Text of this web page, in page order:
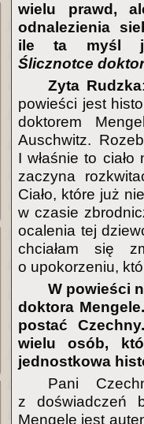
wielu prawd,
odnalezienia
ile ta myśl
Ślicznotce
Zyta Rudzka
powieści jest
doktorem
Auschwitz.
I właśnie to
zaczyna
Ciało, które już
w czasie
ocalenia tej
chciałam się
o upokorzeniu,
W powieści
doktora
postać
wielu osób,
jednostkowa
Pani
z doświadczeń
Mengele jest